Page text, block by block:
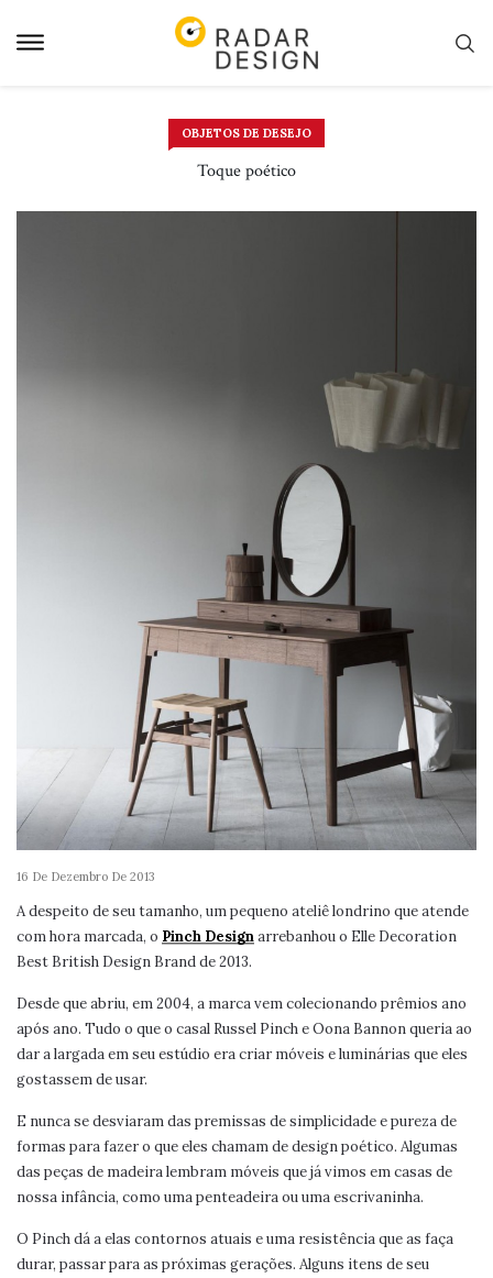
para
OBJETOS DE DESEJO
Toque poético
16 De Dezembro De 2013
A despeito de seu tamanho, um pequeno ateliê londrino que atende
com hora marcada, o Pinch Designarrebanhou o Elle Decoration
Best British Design Brand de 2013.
Desde que abriu, em 2004, a marca vem colecionando prêmios ano
após ano. Tudo o que o casal Russel Pinch e Oona Bannon queria ao
dar a largada em seu estúdio era criar móveis e luminárias que eles
gostassem de usar.
E nunca se desviaram das premissas de simplicidade e pureza de
formas para fazer o que eles chamam de design poético. Algumas
das peças de madeira lembram móveis que já vimos em casas de
nossa infância, como uma penteadeira ou uma escrivaninha.
O Pinch dá a elas contornos atuais e uma resistência que as faça
durar, passar para as próximas gerações. Alguns itens de seu